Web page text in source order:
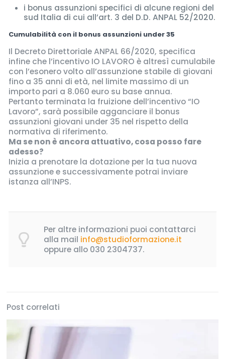
i bonus assunzioni specifici di alcune regioni del
sud Italia di cui all’art. 3 del D.D. ANPAL 52/2020.
Cumulabilità con il bonus assunzioni under 35
Il Decreto Direttoriale ANPAL 66/2020, specifica
infine che l’incentivo IO LAVORO è altresì cumulabile
con l’esonero volto all’assunzione stabile di giovani
fino a 35 anni di età, nel limite massimo di un
importo pari a 8.060 euro su base annua.
Pertanto terminata la fruizione dell’incentivo “IO
Lavoro”, sarà possibile agganciare il bonus
assunzioni giovani under 35 nel rispetto della
normativa di riferimento.
Ma se non è ancora attuativo, cosa posso fare
adesso?
Inizia a prenotare la dotazione per la tua nuova
assunzione e successivamente potrai inviare
istanza all’INPS.
Per altre informazioni puoi contattarci
alla mail info@studioformazione.it
oppure allo 030 2304737.
Post correlati